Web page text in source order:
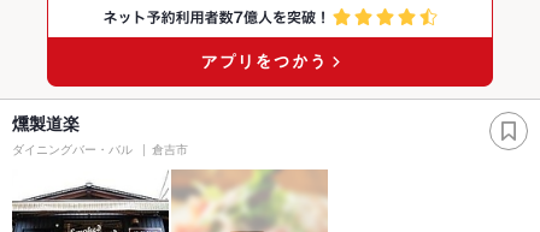
燻製道楽
ダイニングバー・バル 倉吉市